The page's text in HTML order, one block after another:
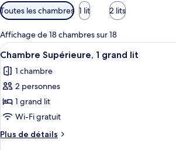
Filtres
disponibles
pour
les
chambres
Toutes les chambres 1 lit 2 lits
Affichage de 18 chambres sur 18
Afficher
toutes
les
photos
pour
ce
type
de
Une
8
Chambre Supérieure, 1 grand lit
1 chambre
2 personnes
1 grand lit
Wi-Fi gratuit
Plus de détails
Plus